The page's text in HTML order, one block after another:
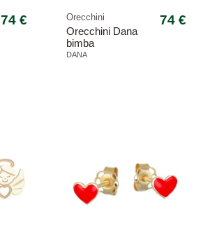
74 € Orecchini
Orecchini Dana
bimba
ORBFC40OGSR
DANA
74 €